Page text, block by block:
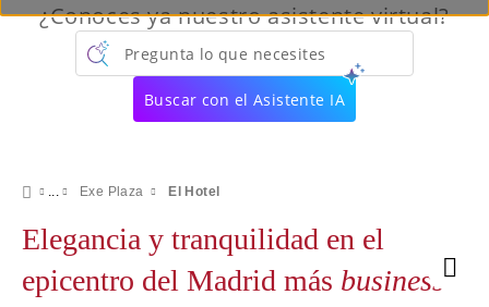
¿Conoces ya nuestro asistente virtual?
Pregunta lo que necesites
Buscar con el Asistente IA
Exe Plaza El Hotel
Elegancia y tranquilidad en el
epicentro del Madrid más business